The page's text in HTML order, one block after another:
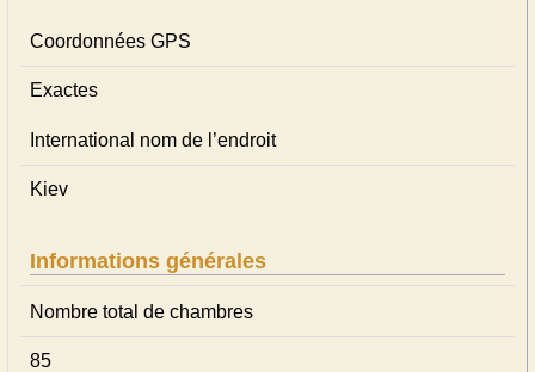
Coordonnées GPS
Exactes
International nom de l’endroit
Kiev
Informations générales
Nombre total de chambres
85